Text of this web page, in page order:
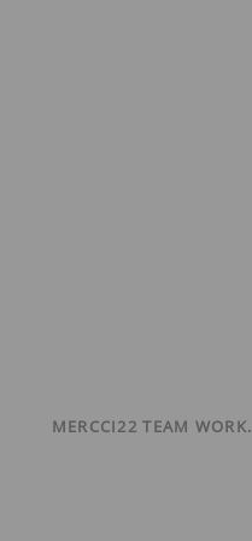
MERCCI22 TEAM WORK.